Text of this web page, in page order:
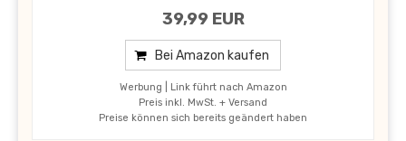
39,99 EUR
Bei Amazon kaufen
Werbung | Link führt nach Amazon
Preis inkl. MwSt. + Versand
Preise können sich bereits geändert haben